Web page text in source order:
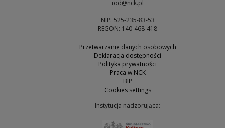
iod@nck.pl
NIP: 525-235-83-53
REGON: 140-468-418
Przetwarzanie danych osobowych
Deklaracja dostępności
Polityka prywatności
Praca w NCK
BIP
Cookies settings
Instytucja nadzorująca: